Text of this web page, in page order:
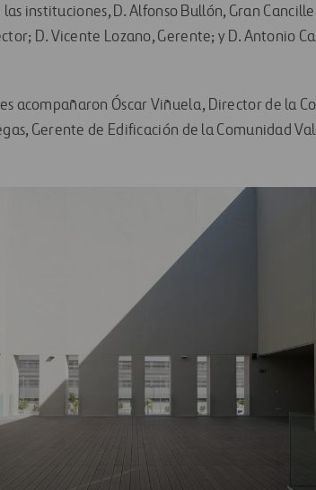
instituciones, D. Alfonso Bullón, Gran
D. Vicente Lozano, Gerente; y D. Antonio
acompañaron Óscar Viñuela, Director de la
Gerente de Edificación de la Comunidad